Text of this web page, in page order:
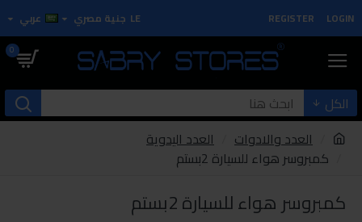
LOGIN
REGISTER
LE جنية مصري عربي
0
الكل
العدد والادوات
العدد اليدوية
كمبروسر هواء للسيارة 2بستم
كمبروسر هواء للسيارة 2بستم